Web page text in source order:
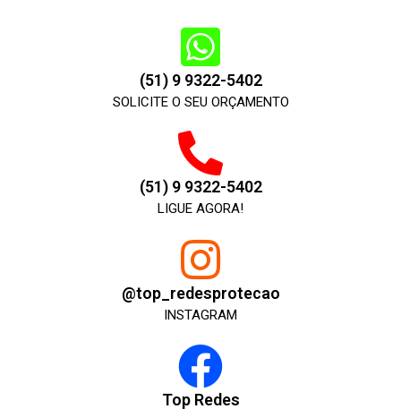
(51) 9 9322-5402
SOLICITE O SEU ORÇAMENTO
(51) 9 9322-5402
LIGUE AGORA!
@top_redesprotecao
INSTAGRAM
Top Redes